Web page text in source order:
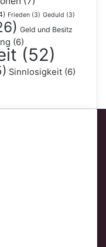
Frieden (3) Geduld (3)
Geld und Besitz
(6)
(52)
Sinnlosigkeit (6)